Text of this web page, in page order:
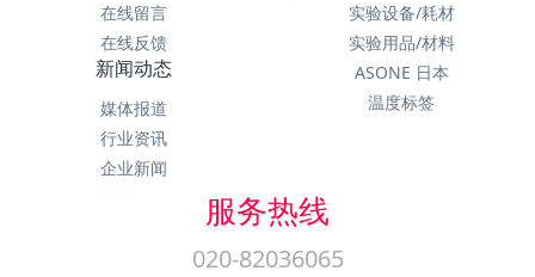
在线留言
在线反馈
实验设备/耗材
实验用品/材料
ASONE 日本
温度标签
新闻动态
媒体报道
行业资讯
企业新闻
服务热线
020-82036065